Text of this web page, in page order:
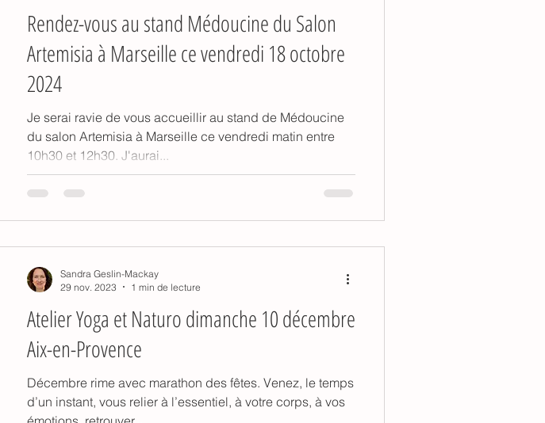
Rendez-vous au stand Médoucine du Salon
Artemisia à Marseille ce vendredi 18 octobre
2024
Je serai ravie de vous accueillir au stand de Médoucine
du salon Artemisia à Marseille ce vendredi matin entre
10h30 et 12h30. J'aurai...
Atelier Yoga et Naturo dimanche 10 décembre
Aix-en-Provence
Décembre rime avec marathon des fêtes. Venez, le temps
d’un instant, vous relier à l’essentiel, à votre corps, à vos
Sandra Geslin-Mackay
29 nov. 2023
1 min de lecture